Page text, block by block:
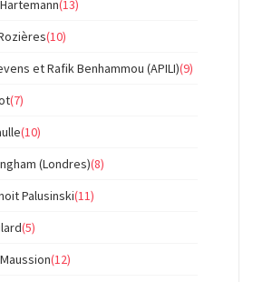
(13)
(10)
et Rafik Benhammou (APILI)(9)
(7)
(10)
(Londres)(8)
Palusinski(11)
(5)
(12)